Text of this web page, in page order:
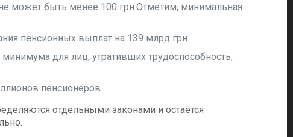
может быть менее 100 грн.Отметим, минимальная
пенсионных выплат на 139 млрд грн.
для лиц, утративших трудоспособность,
пенсионеров.
отдельными законами и остаётся